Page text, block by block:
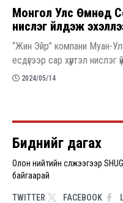
​Монгол Улс Өмнөд
нислэг үйлдэж
“Жин Эйр” компани Муан-
есдүгээр сар хүртэл нислэг
2024/05/14
Биднийг дагах
Олон нийтийн сүлжээгээр
байгаарай
TWITTER FACEBOOK